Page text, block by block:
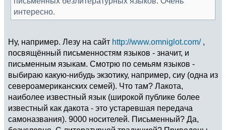
интересно.
Ну, например. Лезу на сайт http://www.omniglot.com/,
посвящённый письменностям языков - значит, и
письменным языкам. Смотрю по семьям языков -
выбираю какую-нибудь экзотику, например, сиу (одна из
североамериканских семей). Что там? Лакота,
наиболее известный язык (широкой публике более
известный как дакота - это устаревшая передача
самоназвания). 9000 носителей. Письменный? Да,